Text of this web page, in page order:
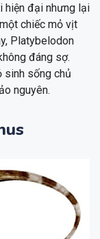
hiện đại nhưng lại
chiếc mỏ vịt
Platybelodon
đáng sợ.
sinh sống chủ
nguyên.